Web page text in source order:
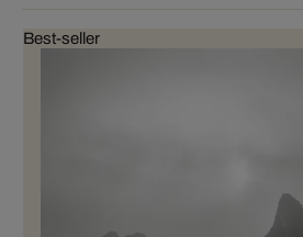
Best-seller